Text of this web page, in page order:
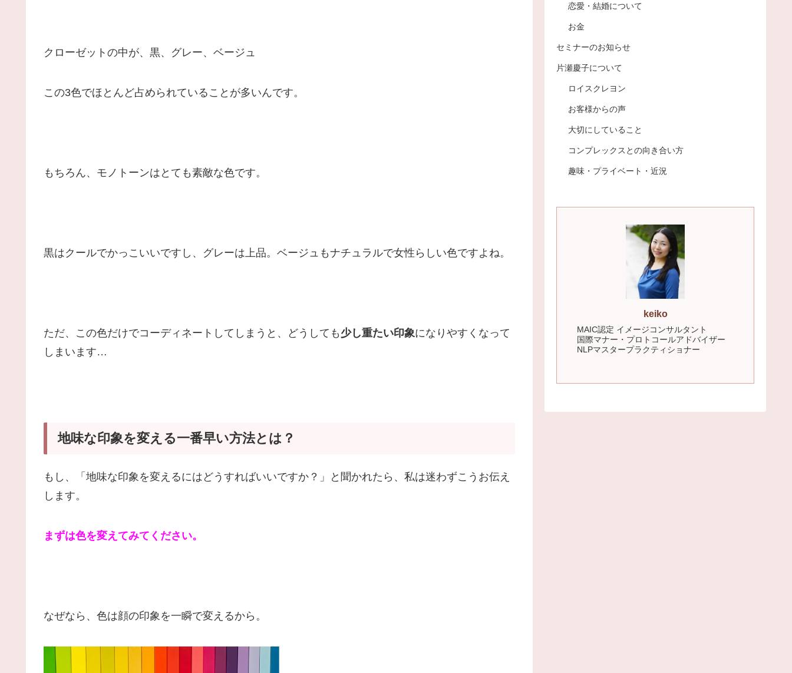
クローゼットの中が、黒、グレー、ベージュ
この3色でほとんど占められていることが多いんです。
もちろん、モノトーンはとても素敵な色です。
黒はクールでかっこいいですし、グレーは上品。ベージュもナチュラルで女性らしい色ですよね。
ただ、この色だけでコーディネートしてしまうと、どうしても 少し重たい印象になりやすくなって
しまいます…
地味な印象を変える一番早い方法とは？
もし、「地味な印象を変えるにはどうすればいいですか？」と聞かれたら、私は迷わずこうお伝え
します。
まずは色を変えてみてください。
なぜなら、色は顔の印象を一瞬で変えるから。
恋愛・結婚について
お金
セミナーのお知らせ
片瀬慶子について
ロイスクレヨン
お客様からの声
大切にしていること
コンプレックスとの向き合い方
趣味・プライベート・近況
keiko
MAIC認定 イメージコンサルタント
国際マナー・プロトコールアドバイザー
NLPマスタープラクティショナー